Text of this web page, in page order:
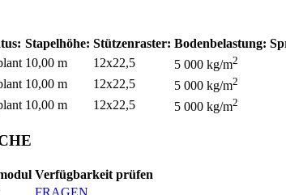
Stapelhöhe: Stützenraster: Bodenbelastung:
10,00 m 12x22,5 5 000 kg/m2
10,00 m 12x22,5 5 000 kg/m2
10,00 m 12x22,5 5 000 kg/m2
Verfügbarkeit prüfen
FRAGEN